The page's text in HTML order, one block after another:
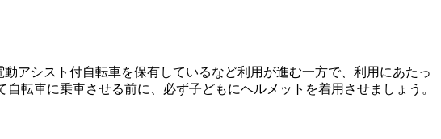
アシスト付自転車を保有しているなど利用が進む一方で、利用にあたっ
転車に乗車させる前に、必ず子どもにヘルメットを着用させましょう。